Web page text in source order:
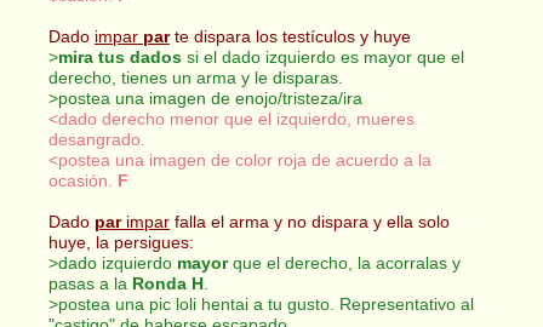
Dado impar parte dispara los testículos y huye
>mira tus dados si el dado izquierdo es mayor que el
derecho, tienes un arma y le disparas.
>postea una imagen de enojo/tristeza/ira
<dado derecho menor que el izquierdo, mueres
desangrado.
<postea una imagen de color roja de acuerdo a la
ocasión. F
Dado parimpar falla el arma y no dispara y ella solo
huye, la persigues:
>dado izquierdo mayorque el derecho, la acorralas y
pasas a la Ronda H
>postea una pic loli hentai a tu gusto. Representativo al